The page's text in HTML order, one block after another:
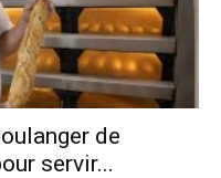
de
servir...